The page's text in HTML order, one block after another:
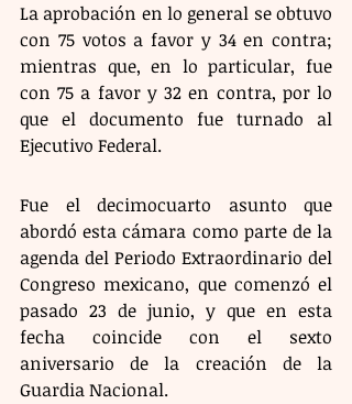
La aprobación en lo general se obtuvo
con 75 votos a favor y 34 en contra;
mientras que, en lo particular, fue
con 75 a favor y 32 en contra, por lo
que el documento fue turnado al
Ejecutivo Federal.
Fue el decimocuarto asunto que
abordó esta cámara como parte de la
agenda del Periodo Extraordinario del
Congreso mexicano, que comenzó el
pasado 23 de junio, y que en esta
fecha coincide con el sexto
aniversario de la creación de la
Guardia Nacional.